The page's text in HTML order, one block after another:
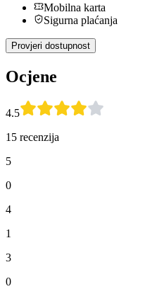
Mobilna karta
Sigurna plaćanja
Provjeri dostupnost
Ocjene
4.5
15 recenzija
5
0
4
1
3
0